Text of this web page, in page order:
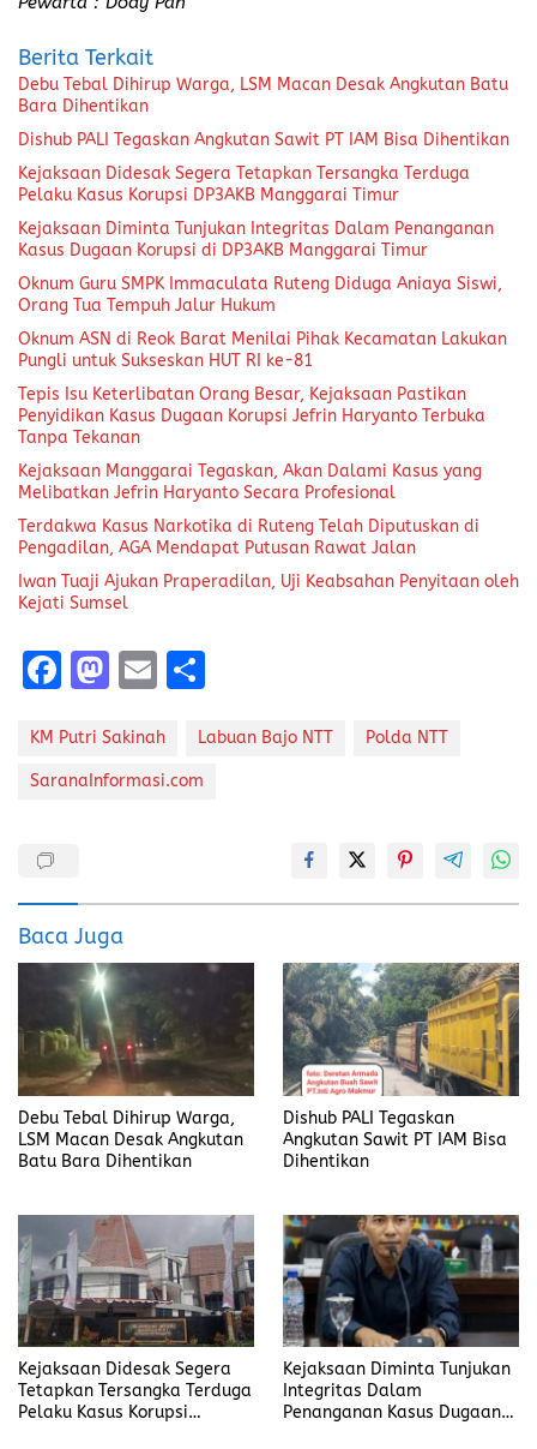
Berita Terkait
Debu Tebal Dihirup Warga, LSM Macan Desak Angkutan Batu
Bara Dihentikan
Dishub PALI Tegaskan Angkutan Sawit PT IAM Bisa Dihentikan
Kejaksaan Didesak Segera Tetapkan Tersangka Terduga
Pelaku Kasus Korupsi DP3AKB Manggarai Timur
Kejaksaan Diminta Tunjukan Integritas Dalam Penanganan
Kasus Dugaan Korupsi di DP3AKB Manggarai Timur
Oknum Guru SMPK Immaculata Ruteng Diduga Aniaya Siswi,
Orang Tua Tempuh Jalur Hukum
Oknum ASN di Reok Barat Menilai Pihak Kecamatan Lakukan
Pungli untuk Sukseskan HUT RI ke-81
Tepis Isu Keterlibatan Orang Besar, Kejaksaan Pastikan
Penyidikan Kasus Dugaan Korupsi Jefrin Haryanto Terbuka
Tanpa Tekanan
Kejaksaan Manggarai Tegaskan, Akan Dalami Kasus yang
Melibatkan Jefrin Haryanto Secara Profesional
Terdakwa Kasus Narkotika di Ruteng Telah Diputuskan di
Pengadilan, AGA Mendapat Putusan Rawat Jalan
Iwan Tuaji Ajukan Praperadilan, Uji Keabsahan Penyitaan oleh
Kejati Sumsel
F
ce
b
k
M
st
o
n
E
ai
l
a
KM Putri Sakinah Labuan Bajo NTT Polda NTT
SaranaInformasi.com
Baca Juga
Debu Tebal Dihirup Warga,
LSM Macan Desak Angkutan
Batu Bara Dihentikan
Dishub PALI Tegaskan
Angkutan Sawit PT IAM Bisa
Dihentikan
Kejaksaan Didesak Segera
Tetapkan Tersangka Terduga
Pelaku Kasus Korupsi
Kejaksaan Diminta Tunjukan
Integritas Dalam
Penanganan Kasus Dugaan